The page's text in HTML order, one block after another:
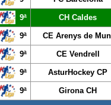
9ª
CH Caldes
9ª
CE Arenys de
9ª
CE Vendrell
9ª
AsturHockey CP
9ª Girona CH